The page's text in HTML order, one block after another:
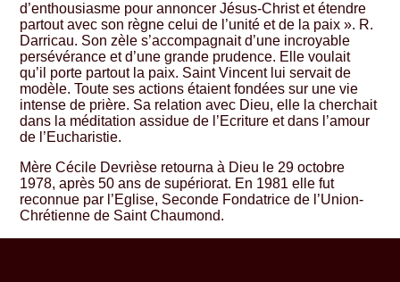
d’enthousiasme pour annoncer Jésus-Christ et étendre
partout avec son règne celui de l’unité et de la paix ». R.
Darricau. Son zèle s’accompagnait d’une incroyable
persévérance et d’une grande prudence. Elle voulait
qu’il porte partout la paix. Saint Vincent lui servait de
modèle. Toute ses actions étaient fondées sur une vie
intense de prière. Sa relation avec Dieu, elle la cherchait
dans la méditation assidue de l’Ecriture et dans l’amour
de l’Eucharistie.
Mère Cécile Devrièse retourna à Dieu le 29 octobre
1978, après 50 ans de supériorat. En 1981 elle fut
reconnue par l’Eglise, Seconde Fondatrice de l’Union-
Chrétienne de Saint Chaumond.